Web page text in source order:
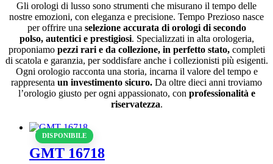
Gli orologi di lusso sono strumenti che misurano il tempo delle
nostre emozioni, con eleganza e precisione. Tempo Prezioso nasce
per offrire una selezione accurata di orologi di secondo
polso, autentici e prestigiosi. Specializzati in alta orologeria,
proponiamo pezzi rari e da collezione, in perfetto stato,completi
di scatola e garanzia, per soddisfare anche i collezionisti più esigenti.
Ogni orologio racconta una storia, incarna il valore del tempo e
rappresenta un investimento sicuro. Da oltre dieci anni troviamo
l’orologio giusto per ogni appassionato, con professionalità e
riservatezza.
DISPONIBILE
GMT 16718